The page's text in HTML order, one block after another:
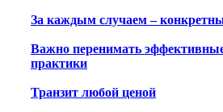
За каждым случаем –
Важно перенимать
практики
Транзит любой ценой